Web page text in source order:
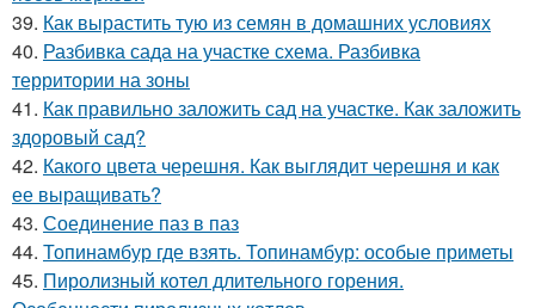
39. Как вырастить тую из семян в домашних условиях
40. Разбивка сада на участке схема. Разбивка
территории на зоны
41. Как правильно заложить сад на участке. Как заложить
здоровый сад?
42. Какого цвета черешня. Как выглядит черешня и как
ее выращивать?
43. Соединение паз в паз
44. Топинамбур где взять. Топинамбур: особые приметы
45. Пиролизный котел длительного горения.